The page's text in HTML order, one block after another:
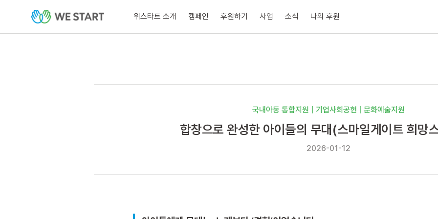
위스타트 소개 캠페인 후원하기 사업 소식 나의 후원
국내아동 통합지원 | 기업사회공헌 | 문화예술지원
합창으로 완성한 아이들의 무대(스마일게이트 희망
2026-01-12